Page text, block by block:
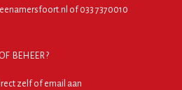
of 033 7370010
BEHEER?
zelf of email aan